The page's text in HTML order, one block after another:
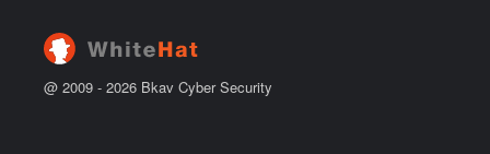
@ 2009 - 2026 Bkav Cyber Security